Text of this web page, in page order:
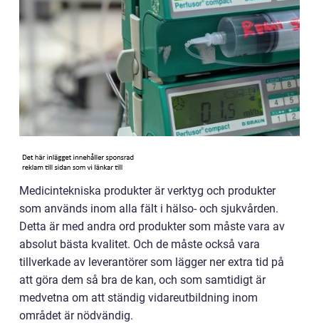
Medicintekniska produkter är verktyg och produkter
som används inom alla fält i hälso- och sjukvården.
Detta är med andra ord produkter som måste vara av
absolut bästa kvalitet. Och de måste också vara
tillverkade av leverantörer som lägger ner extra tid på
att göra dem så bra de kan, och som samtidigt är
medvetna om att ständig vidareutbildning inom
området är nödvändig.